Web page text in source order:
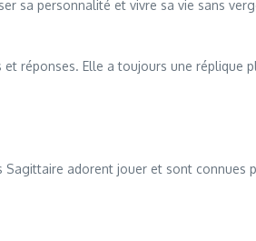
sa personnalité et vivre sa vie sans
réponses. Elle a toujours une réplique
adorent jouer et sont